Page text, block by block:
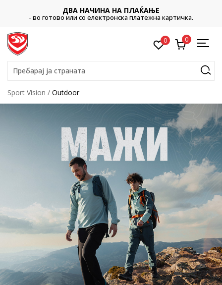
платежна картичка. Платете со картичка online и
0 0
Пребарај ја страната
Sport Vision Outdoor